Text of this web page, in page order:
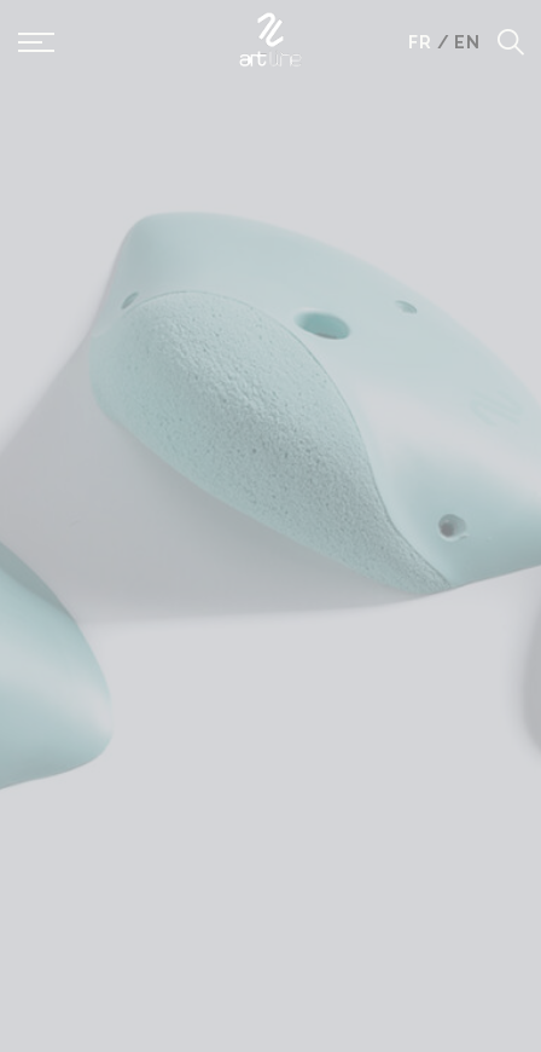
FR / EN
Panneau de gestion des cookies